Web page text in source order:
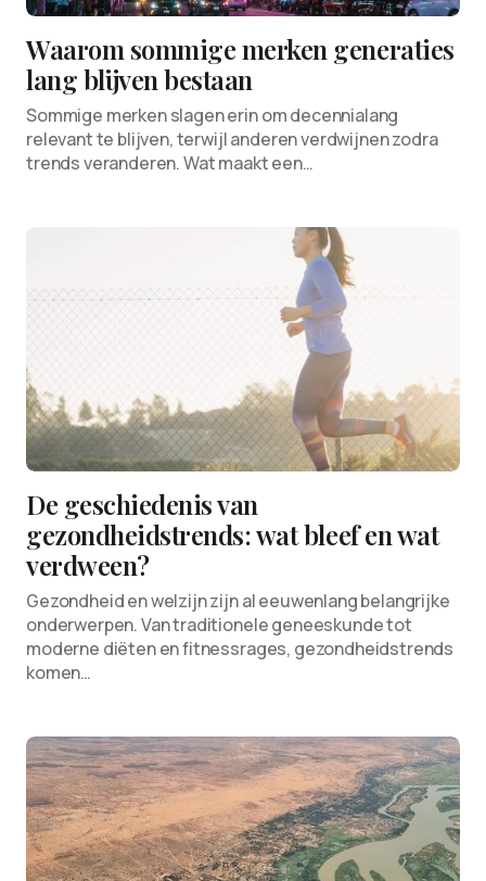
Waarom sommige merken generaties
lang blijven bestaan
Sommige merken slagen erin om decennialang
relevant te blijven, terwijl anderen verdwijnen zodra
trends veranderen. Wat maakt een…
De geschiedenis van
gezondheidstrends: wat bleef en wat
verdween?
Gezondheid en welzijn zijn al eeuwenlang belangrijke
onderwerpen. Van traditionele geneeskunde tot
moderne diëten en fitnessrages, gezondheidstrends
komen…